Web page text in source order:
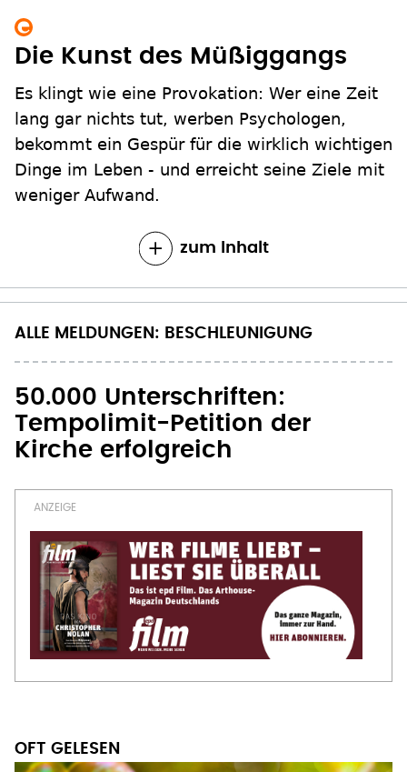
Die Kunst des Müßiggangs
Es klingt wie eine Provokation: Wer eine Zeit
lang gar nichts tut, werben Psychologen,
bekommt ein Gespür für die wirklich wichtigen
Dinge im Leben - und erreicht seine Ziele mit
weniger Aufwand.
zum Inhalt
ALLE MELDUNGEN: BESCHLEUNIGUNG
50.000 Unterschriften:
Tempolimit-Petition der
Kirche erfolgreich
OFT GELESEN